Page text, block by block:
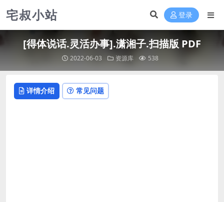
宅叔小站 登录
[得体说话.灵活办事].潇湘子.扫描版 PDF
2022-06-03 资源库 538
详情介绍 常见问题